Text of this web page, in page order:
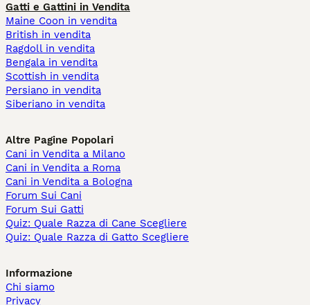
Gatti e Gattini in Vendita
Maine Coon in vendita
British in vendita
Ragdoll in vendita
Bengala in vendita
Scottish in vendita
Persiano in vendita
Siberiano in vendita
Altre Pagine Popolari
Cani in Vendita a Milano
Cani in Vendita a Roma
Cani in Vendita a Bologna
Forum Sui Cani
Forum Sui Gatti
Quiz: Quale Razza di Cane Scegliere
Quiz: Quale Razza di Gatto Scegliere
Informazione
Chi siamo
Privacy